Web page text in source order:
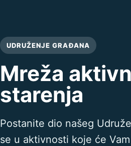
UDRUŽENJE GRAĐANA
Mreža
starenja
Postanite dio našeg
se u aktivnosti koje će